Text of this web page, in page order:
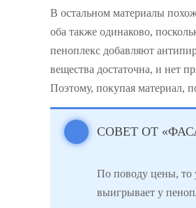
В остальном материалы
оба также одинаково,
пеноплекс добавляют
вещества достаточна, и нет
Поэтому, покупая материал,
СОВЕТ ОТ
По поводу цены, то
выигрывает у